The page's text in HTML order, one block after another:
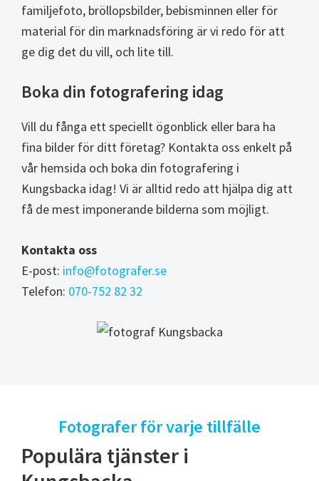
familjefoto, bröllopsbilder, bebisminnen eller för
material för din marknadsföring är vi redo för att
ge dig det du vill, och lite till.
Boka din fotografering idag
Vill du fånga ett speciellt ögonblick eller bara ha
fina bilder för ditt företag? Kontakta oss enkelt på
vår hemsida och boka din fotografering i
Kungsbacka idag! Vi är alltid redo att hjälpa dig att
få de mest imponerande bilderna som möjligt.
Kontakta oss
E-post: info@fotografer.se
Telefon: 070-752 82 32
Fotografer för varje tillfälle
Populära tjänster i